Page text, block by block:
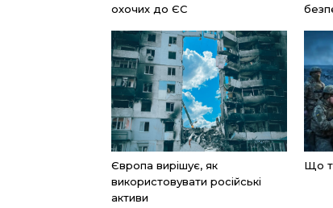
охочих до ЄС
Європа вирішує, як
використовувати російські
активи
Що